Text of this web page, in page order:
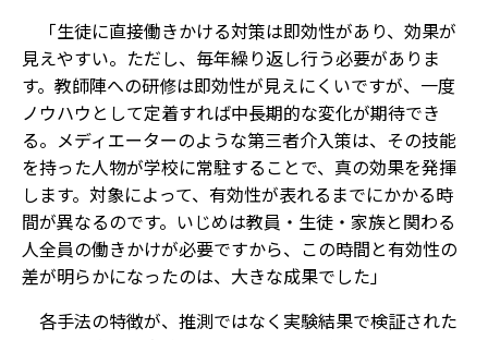
「生徒に直接働きかける対策は即効性があり、効果が
見えやすい。ただし、毎年繰り返し行う必要がありま
す。教師陣への研修は即効性が見えにくいですが、一度
ノウハウとして定着すれば中長期的な変化が期待でき
る。メディエーターのような第三者介入策は、その技能
を持った人物が学校に常駐することで、真の効果を発揮
します。対象によって、有効性が表れるまでにかかる時
間が異なるのです。いじめは教員・生徒・家族と関わる
人全員の働きかけが必要ですから、この時間と有効性の
差が明らかになったのは、大きな成果でした」
各手法の特徴が、推測ではなく実験結果で検証された